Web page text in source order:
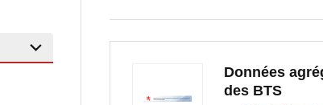
Données
des BTS